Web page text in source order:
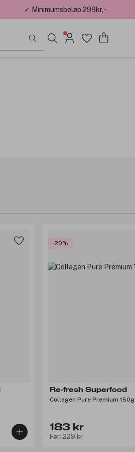
✓ Minimumsbeløp 299kr,-
-20%
Re-fresh Superfood
Collagen Pure Premium 150g
183 kr
Før: 229 kr